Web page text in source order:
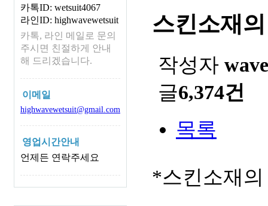
카톡ID: wetsuit4067
라인ID: highwavewetsuit
카톡, 라인 메일로 문의
주시면 친절하게 안내
해 드리겠습니다.
이메일
highwavewetsuit@gmail.com
영업시간안내
언제든 연락주세요
스킨소재
작성자 wave
글6,374건
목록
*스킨소재